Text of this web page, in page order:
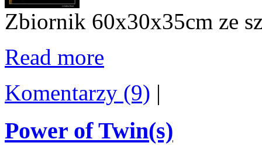
Zbiornik 60x30x35cm ze
Read more
Komentarzy (9) |
Power of Twin(s)